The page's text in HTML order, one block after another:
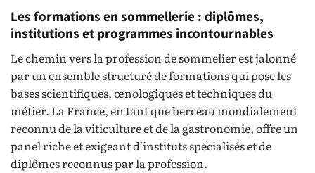
Les formations en sommellerie : diplômes,
institutions et programmes incontournables
Le chemin vers la profession de sommelier est jalonné
par un ensemble structuré de formations qui pose les
bases scientifiques, œnologiques et techniques du
métier. La France, en tant que berceau mondialement
reconnu de la viticulture et de la gastronomie, offre un
panel riche et exigeant d’instituts spécialisés et de
diplômes reconnus par la profession.